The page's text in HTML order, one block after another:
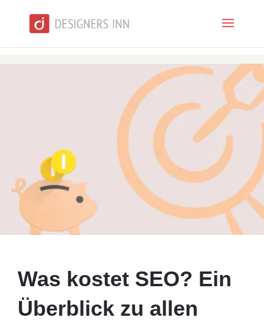
Was kostet SEO? Ein
Überblick zu allen